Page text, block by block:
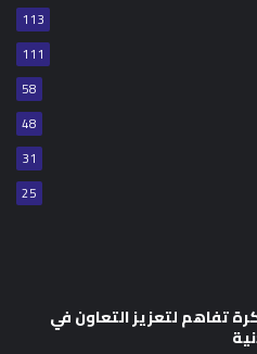
113
111
58
48
31
25
تفاهم لتعزيز التعاون في